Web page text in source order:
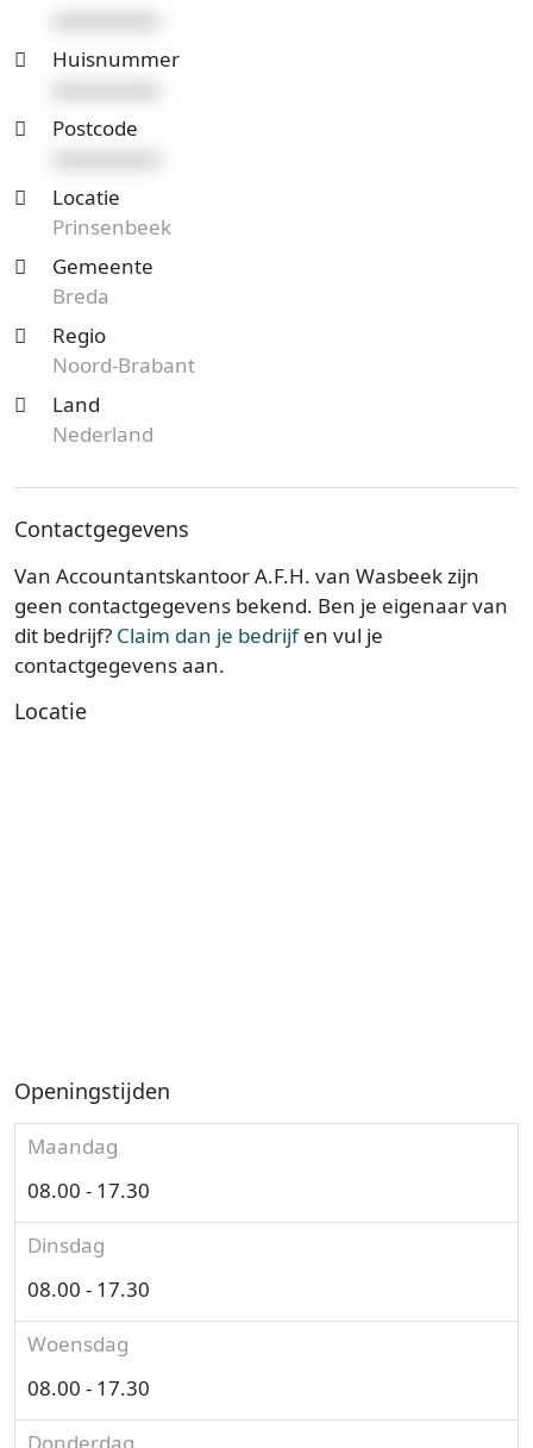
Huisnummer
Postcode
Locatie
Prinsenbeek
Gemeente
Breda
Regio
Noord-Brabant
Land
Nederland
Contactgegevens
Van Accountantskantoor A.F.H. van Wasbeek zijn
geen contactgegevens bekend. Ben je eigenaar van
dit bedrijf? Claim dan je bedrijfen vul je
contactgegevens aan.
Locatie
Openingstijden
Maandag
08.00 - 17.30
Dinsdag
08.00 - 17.30
Woensdag
08.00 - 17.30